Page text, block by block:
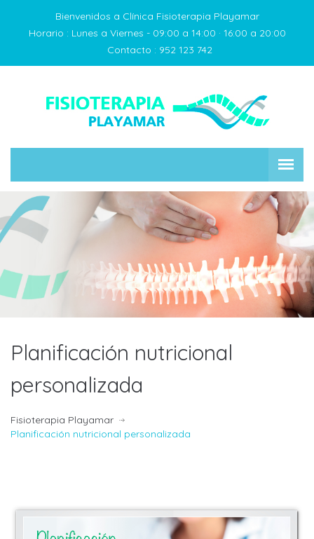
Bienvenidos a Clínica Fisioterapia Playamar
Horario : Lunes a Viernes - 09:00 a 14:00 · 16:00 a 20:00
Contacto : 952 123 742
Planificación nutricional
personalizada
Fisioterapia Playamar
Planificación nutricional personalizada